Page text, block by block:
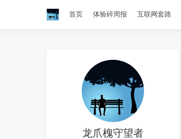
首页 体验碎周报 互联网套路
龙爪槐守望者